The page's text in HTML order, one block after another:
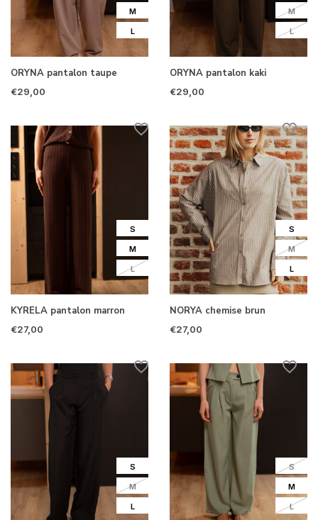
M
L
ORYNA pantalon taupe
€29,00
M
L
ORYNA pantalon kaki
€29,00
S
M
L
KYRELA pantalon marron
€27,00
S
M
L
NORYA chemise brun
€27,00
S
M
L
S
M
L